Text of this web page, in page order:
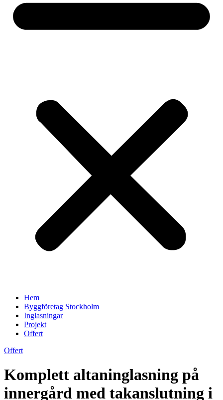
Hem
Byggföretag Stockholm
Inglasningar
Projekt
Offert
Offert
Komplett altaninglasning på
innergård med takanslutning i